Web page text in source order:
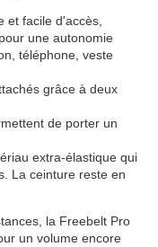
et facile d'accès,
une autonomie
téléphone, veste
grâce à deux
de porter un
extra-élastique qui
La ceinture reste en
la Freebelt Pro
un volume encore